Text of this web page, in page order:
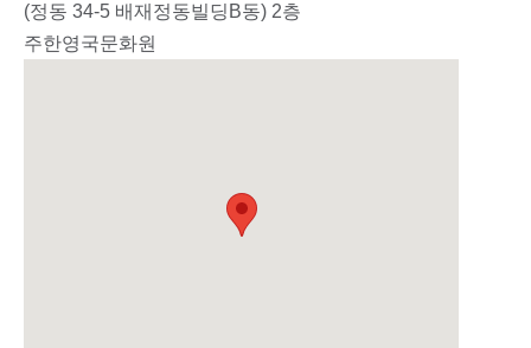
(정동 34-5 배재정동빌딩B동) 2층
주한영국문화원